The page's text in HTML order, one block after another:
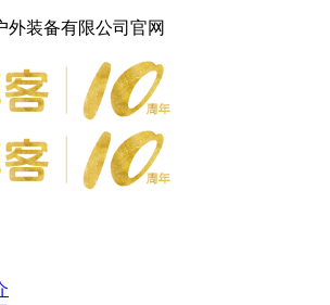
外装备有限公司官网